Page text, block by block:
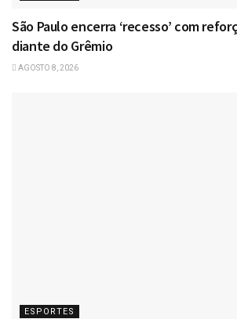
São Paulo encerra ‘recesso’ com
diante do Grêmio
AGOSTO 8, 2026
ESPORTES